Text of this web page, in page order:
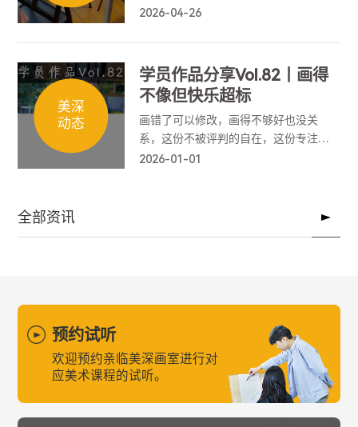
2026-04-26
美深
动态
学员作品分享Vol.82丨画得
不像但快乐超标
画错了可以修改，画得不够好也没关
系，这份不被评判的自在，这份专注于
当下的平静，就是它最珍贵的意义。
2026-01-01
全部资讯
预约试听
欢迎预约亲临美深画室进行对
应美术课程的试听。